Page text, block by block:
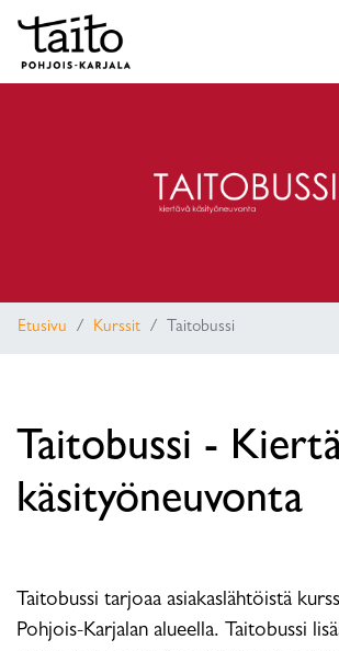
Etusivu Kurssit Taitobussi
Taitobussi -
käsityöneuvonta
Taitobussi tarjoaa asiakaslähtöistä
Pohjois-Karjalan alueella. Taitobussi